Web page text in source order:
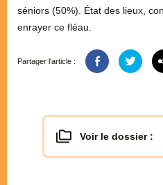
séniors (50%). État des lieux,
enrayer ce fléau.
Partager l'article :
Voir le dossier :